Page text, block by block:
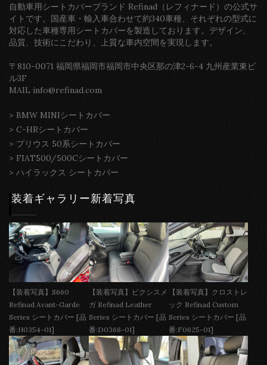
自動車用シートカバーブランド Refinad（レフィナード）の公式サ
イトです。国産車・輸入車合わせて約340車種、それぞれの型式に
対応した車種専用シートカバーを製造しております。デザイン、
品質、技術にこだわり、上質な車内空間を実現します。
〒810-0071 福岡県福岡市福岡市中央区那の津2-6-4 九州産業東ビ
ル3F
MAIL info@refinad.com
> BMW MINIシートカバー
> C-HRシートカバー
> プリウス 50系シートカバー
> FIAT500/500Cシートカバー
> ハイラックス シートカバー
装着ギャラリー新着写真
【装着写真】S660
Refinad Avant-Garde
Series シートカバー [品
番:H0354-01]
【装着写真】ピクシスメ
ガ Refinad Leather
Series シートカバー [品
番:D0368-01]
【装着写真】クロストレ
ック Refinad Custom
Series シートカバー [品
番:F0625-01]